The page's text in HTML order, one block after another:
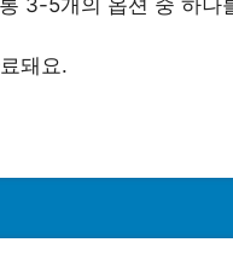
돼요.